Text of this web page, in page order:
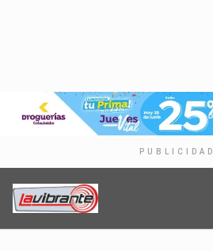
PUBLICIDAD